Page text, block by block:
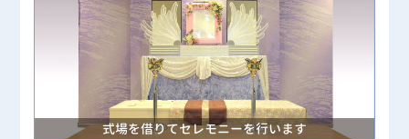
式場を借りてセレモニーを行います